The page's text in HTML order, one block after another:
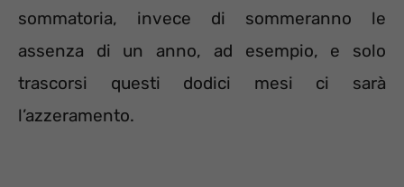
sommatoria, invece di sommeranno le
assenza di un anno, ad esempio, e solo
trascorsi questi dodici mesi ci sarà
l’azzeramento.